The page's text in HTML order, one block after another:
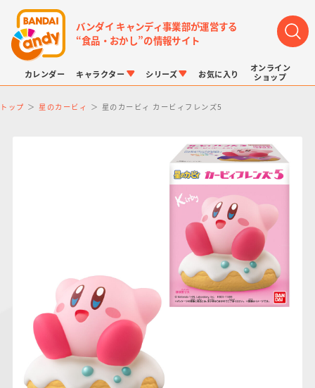
バンダイ キャンディ事業部が運営する
“食品・おかし”の情報サイト
カレンダー キャラクター
仮面ライダーシリー
ガンダムシリーズ
シリーズ
キャラパキ
にふぉるめーしょん
＆スクエアシール
お気に入り
オンライン
ショップ
トップ 星のカービィ 星のカービィ カービィフレンズ5